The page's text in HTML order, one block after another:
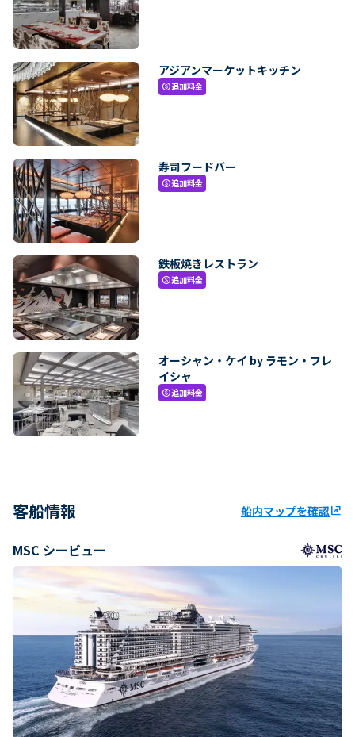
アジアンマーケットキッチン
paid追加料金
寿司フードバー
paid追加料金
鉄板焼きレストラン
paid追加料金
オーシャン・ケイ by ラモン・フレ
イシャ
paid追加料金
客船情報 船内マップを確認ungroup
MSC シービュー